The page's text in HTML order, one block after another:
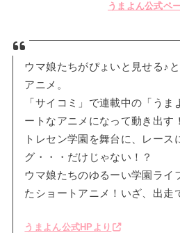
うまよん公式ペ
ウマ娘たちがぴょいと見せる♪
アニメ。
「サイコミ」で連載中の「うま
ートなアニメになって動き出す！
トレセン学園を舞台に、レース
グ・・・だけじゃない！？
ウマ娘たちのゆるーい学園ライ
たショートアニメ！いざ、出走
うまよん公式HPより